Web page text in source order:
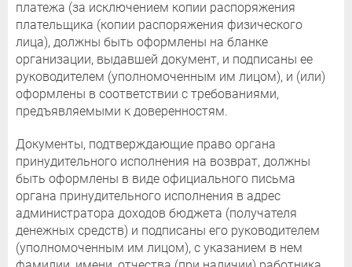
платежа (за исключением копии распоряжения
плательщика (копии распоряжения физического
лица), должны быть оформлены на бланке
организации, выдавшей документ, и подписаны ее
руководителем (уполномоченным им лицом), и (или)
оформлены в соответствии с требованиями,
предъявляемыми к доверенностям.
Документы, подтверждающие право органа
принудительного исполнения на возврат, должны
быть оформлены в виде официального письма
органа принудительного исполнения в адрес
администратора доходов бюджета (получателя
денежных средств) и подписаны его руководителем
(уполномоченным им лицом), с указанием в нем